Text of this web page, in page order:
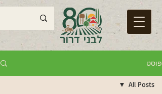
פוסט
All Posts